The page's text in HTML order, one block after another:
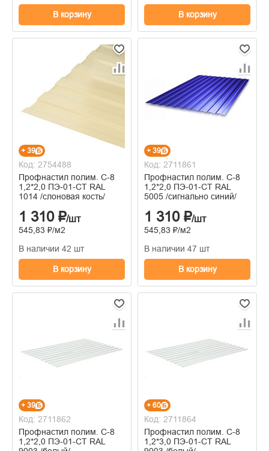
В корзину В корзину
+ 39
Код: 2754488
Профнастил полим. С-8
1,2*2,0 ПЭ-01-СТ RAL
1014 /слоновая кость/
1 310 ₽/шт
545,83 ₽/м2
В наличии 42 шт
В корзину
+ 39
Код: 2711861
Профнастил полим. С-8
1,2*2,0 ПЭ-01-СТ RAL
5005 /сигнально синий/
1 310 ₽/шт
545,83 ₽/м2
В наличии 47 шт
В корзину
+ 39
Код: 2711862
Профнастил полим. С-8
1,2*2,0 ПЭ-01-СТ RAL
+ 60
Код: 2711864
Профнастил полим. С-8
1,2*3,0 ПЭ-01-СТ RAL